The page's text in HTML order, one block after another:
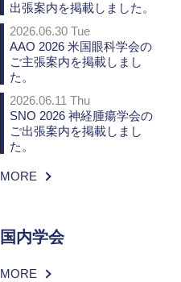
出張案内を掲載しました。
2026.06.30 Tue
AAO 2026 米国眼科学会の
ご主張案内を掲載しまし
た。
2026.06.11 Thu
SNO 2026 神経腫瘍学会の
ご出張案内を掲載しまし
た。
MORE
国内学会
MORE